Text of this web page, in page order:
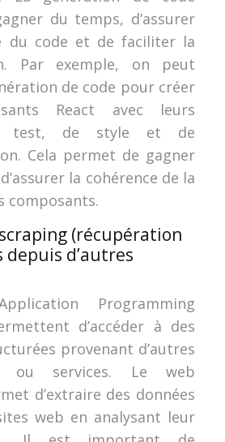
du temps, d’assurer
du code et de faciliter la
Par exemple, on peut
de code pour créer
React avec leurs
test, de style et de
Cela permet de gagner
la cohérence de la
composants.
(récupération
depuis d’autres
Programming
d’accéder à des
provenant d’autres
ou services. Le web
d’extraire des données
web en analysant leur